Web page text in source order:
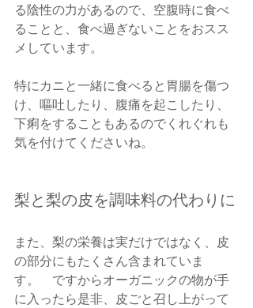
る陰性の力があるので、空腹時に食べ
ることと、食べ過ぎないことをおスス
メしています。
特にカニと一緒に食べると胃腸を傷つ
け、嘔吐したり、腹痛を起こしたり、
下痢をすることもあるのでくれぐれも
気を付けてくださいね。
梨と梨の皮を調味料の代わりに
また、梨の栄養は実だけではなく、皮
の部分にもたくさん含まれていま
す。　ですからオーガニックの物が手
に入ったら是非、皮ごと召し上がって